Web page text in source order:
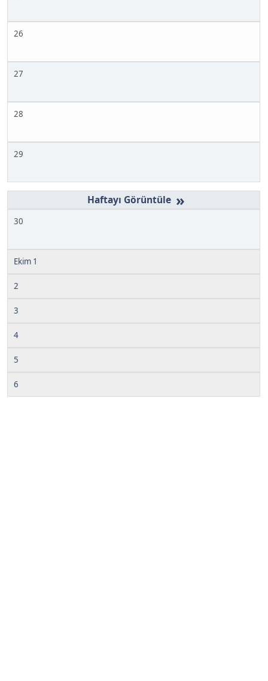
26
27
28
29
»
30
Ekim 1
2
3
4
5
6